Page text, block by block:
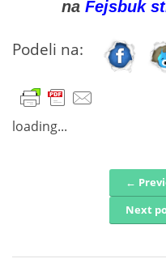
na Fejsbuk
Podeli na:
loading...
Post navigation
←
Next